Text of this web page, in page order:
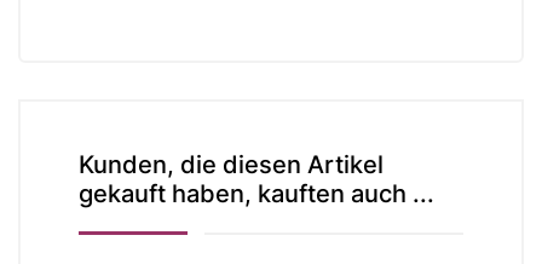
Kunden, die diesen Artikel
gekauft haben, kauften auch ...